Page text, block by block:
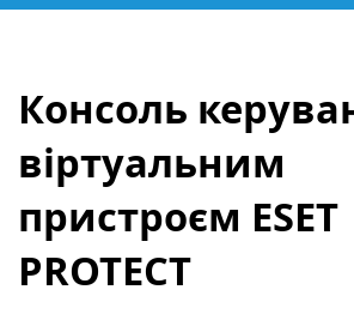
Консоль
віртуальним
пристроєм ESET
PROTECT